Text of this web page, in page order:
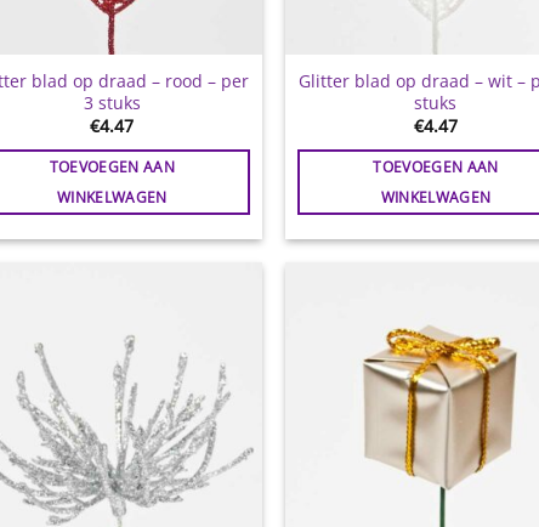
blad op draad – rood – per
3 stuks
€4.47
TOEVOEGEN AAN
WINKELWAGEN
Glitter blad op draad – wit –
stuks
€4.47
TOEVOEGEN AAN
WINKELWAGEN
wenslijst